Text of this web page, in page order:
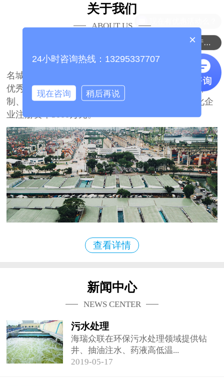
关于我们
ABOUT US
山东海瑞众联流体科技有限公司坐落于中国泵业
名城山东、博山，公司占地面积27700平方米，拥有
优秀的技术团队2000余人。是国内一家著名的集研
制、开发、生产、销售、服务于一体的大型多元化企
业注册资本3000万元。
查看详情
新闻中心
NEWS CENTER
污水处理
海瑞众联在环保污水处理领域提供钻
井、抽油注水、药液高低温...
2019-05-17
可以介绍下你们的产品么？
×
24小时咨询热线：13295337707
现在咨询 稍后再说